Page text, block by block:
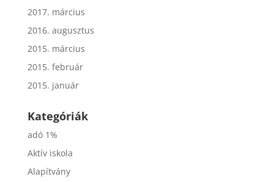
2017. március
2016. augusztus
2015. március
2015. február
2015. január
Kategóriák
adó 1%
Aktív iskola
Alapítvány